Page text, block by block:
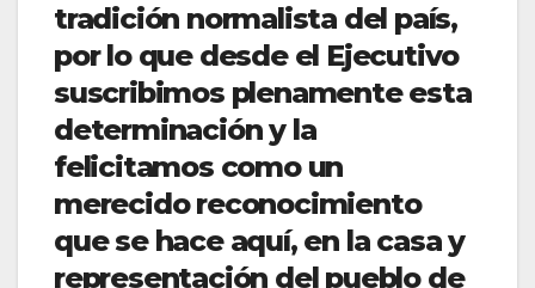
tradición normalista del país,
por lo que desde el Ejecutivo
suscribimos plenamente esta
determinación y la
felicitamos como un
merecido reconocimiento
que se hace aquí, en la casa y
representación del pueblo de